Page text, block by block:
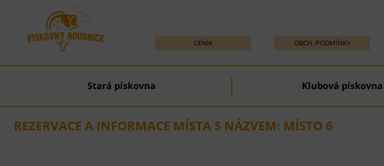
CENÍK OBCH. PODMÍNKY
Stará pískovna Klubová pískovna
REZERVACE A INFORMACE MÍSTA S NÁZVEM: MÍSTO 6